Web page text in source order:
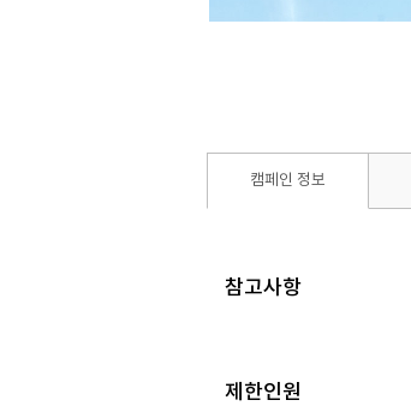
캠페인 정보
참고사항
제한인원